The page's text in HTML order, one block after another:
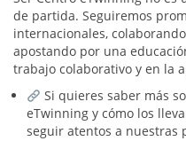
de partida. Seguiremos
internacionales,
apostando por una
trabajo colaborativo y en la
Si quieres saber más
eTwinning y cómo los
seguir atentos a nuestras